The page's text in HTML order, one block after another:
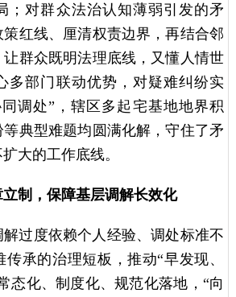
；对群众法治认知薄弱引发的矛
红线、厘清权责边界，再结合邻
让群众既明法理底线，又懂人情世
多部门联动优势，对疑难纠纷实
调处”，辖区多起宅基地地界积
典型难题均圆满化解，守住了矛
大的工作底线。
制，保障基层调解长效化
过度依赖个人经验、调处标准不
承的治理短板，推动“早发现、
态化、制度化、规范化落地，“向